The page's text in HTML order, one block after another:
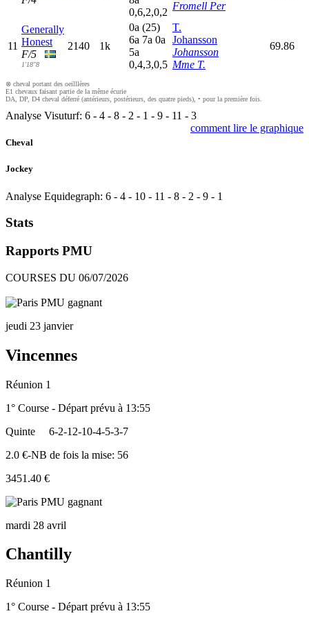
0,6,2,0,2
Fromell Per
11
Generally
Honest
F/5
1'18"8
2140 1k
0a (25)
6a 7a 0a
5a
0,4,3,0,5
T.
Johansson
Johansson
Mme T.
69.86
⊗ cheval portant des oeilllères
E1 chevaux faisant partie de la même écurie
DA, DP, D4 cheval déferré (antérieurs, postérieurs, des quatre pieds), • pour la première fois.
Analyse Visuturf: 6 - 4 - 8 - 2 - 1 - 9 - 11 - 3
comment lire le graphique
Cheval
Jockey
Analyse Equidegraph: 6 - 4 - 10 - 11 - 8 - 2 - 9 - 1
Stats
Rapports PMU
COURSES DU 06/07/2026
jeudi 23 janvier
Vincennes
Réunion 1
1° Course - Départ prévu à 13:55
Quinte
6-2-12-10-4-5-3-7
2.0 €-NB de fois la mise: 56
3451.40 €
mardi 28 avril
Chantilly
Réunion 1
1° Course - Départ prévu à 13:55